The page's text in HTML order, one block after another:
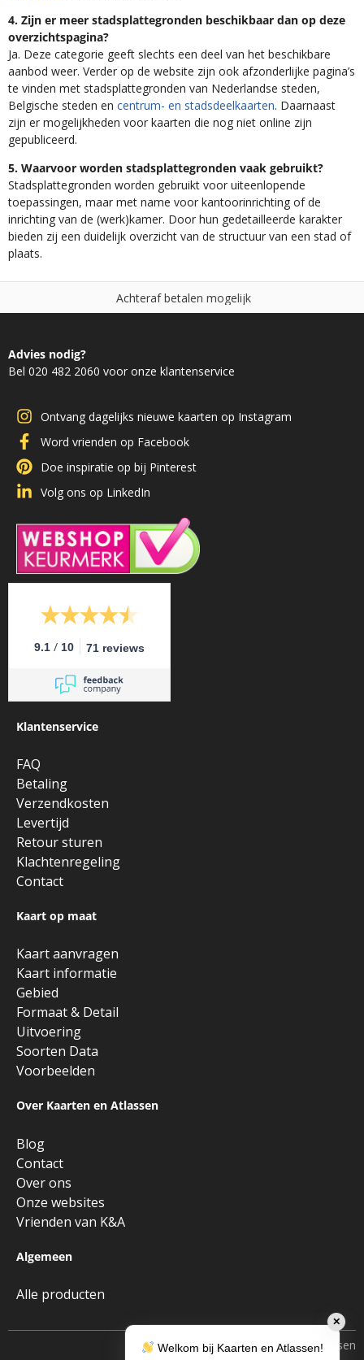
4. Zijn er meer stadsplattegronden beschikbaar dan op deze
overzichtspagina?
Ja. Deze categorie geeft slechts een deel van het beschikbare
aanbod weer. Verder op de website zijn ook afzonderlijke pagina’s
te vinden met stadsplattegronden van Nederlandse steden,
Belgische steden en centrum- en stadsdeelkaarten. Daarnaast
zijn er mogelijkheden voor kaarten die nog niet online zijn
gepubliceerd.
5. Waarvoor worden stadsplattegronden vaak gebruikt?
Stadsplattegronden worden gebruikt voor uiteenlopende
toepassingen, maar met name voor kantoorinrichting of de
inrichting van de (werk)kamer. Door hun gedetailleerde karakter
bieden zij een duidelijk overzicht van de structuur van een stad of
plaats.
f betalen mogel
Niet goed,
Advies nodig?
Bel 020 482 2060 voor onze klantenservice
Ontvang dagelijks nieuwe kaarten op Instagram
Word vrienden op Facebook
Doe inspiratie op bij Pinterest
Volg ons op LinkedIn
9.1 / 10 71 reviews
Klantenservice
FAQ
Betaling
Verzendkosten
Levertijd
Retour sturen
Klachtenregeling
Contact
Kaart op maat
Kaart aanvragen
Kaart informatie
Gebied
Formaat & Detail
Uitvoering
Soorten Data
Voorbeelden
Over Kaarten en Atlassen
Blog
Contact
Over ons
Onze websites
Vrienden van K&A
Algemeen
Alle producten
Copyright © 2026 • Kaarten en Atlassen
✕
Welkom bij Kaarten en Atlassen!